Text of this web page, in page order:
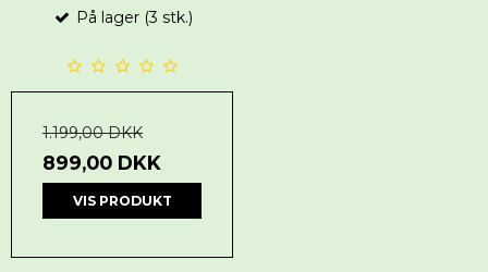
På lager (3 stk.)
1.199,00 DKK
899,00 DKK
VIS PRODUKT